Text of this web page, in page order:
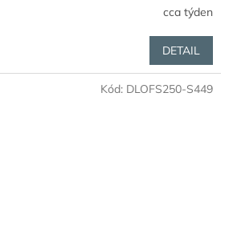
cca týden
DETAIL
Kód: DLOFS250-S449